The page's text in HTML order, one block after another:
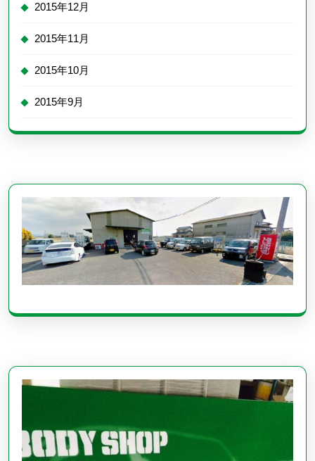
2015年12月
2015年11月
2015年10月
2015年9月